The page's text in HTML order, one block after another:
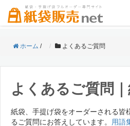
ホーム / よくあるご質問
よくあるご質問
紙袋、手提げ袋をオーダーされる皆
るご質問にお答えしています。
用語